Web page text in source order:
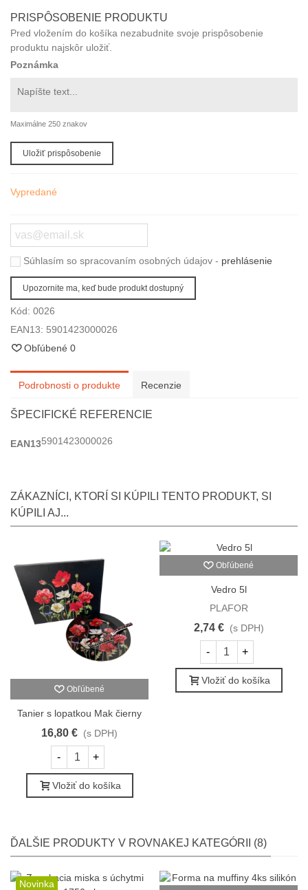
PRISPÔSOBENIE PRODUKTU
Pred vložením do košíka nezabudnite svoje prispôsobenie
produktu najskôr uložiť.
Poznámka
Maximálne 250 znakov
Uložiť prispôsobenie
Vypredané
Súhlasím so spracovaním osobných údajov - prehlásenie
Upozornite ma, keď bude produkt dostupný
Kód: 0026
EAN13: 5901423000026
Obľúbené 0
Podrobnosti o produkte Recenzie
ŠPECIFICKÉ REFERENCIE
EAN135901423000026
ZÁKAZNÍCI, KTORÍ SI KÚPILI TENTO PRODUKT, SI
KÚPILI AJ...
Obľúbené
Tanier s lopatkou Mak čierny
16,80 € (s DPH)
- +
Vložiť do košíka
Obľúbené
Vedro 5l
PLAFOR
2,74 € (s DPH)
- +
Vložiť do košíka
ĎALŠIE PRODUKTY V ROVNAKEJ KATEGÓRII (8)
Novinka